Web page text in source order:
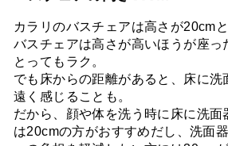
カラリのバスチェアは高さが20cm
バスチェアは高さが高いほうが座っ
とってもラク。
でも床からの距離があると、床に洗
遠く感じることも。
だから、顔や体を洗う時に床に洗面
は20cmの方がおすすめだし、洗面